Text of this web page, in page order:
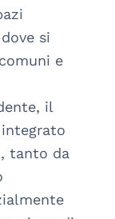
si
e
il
tanto da